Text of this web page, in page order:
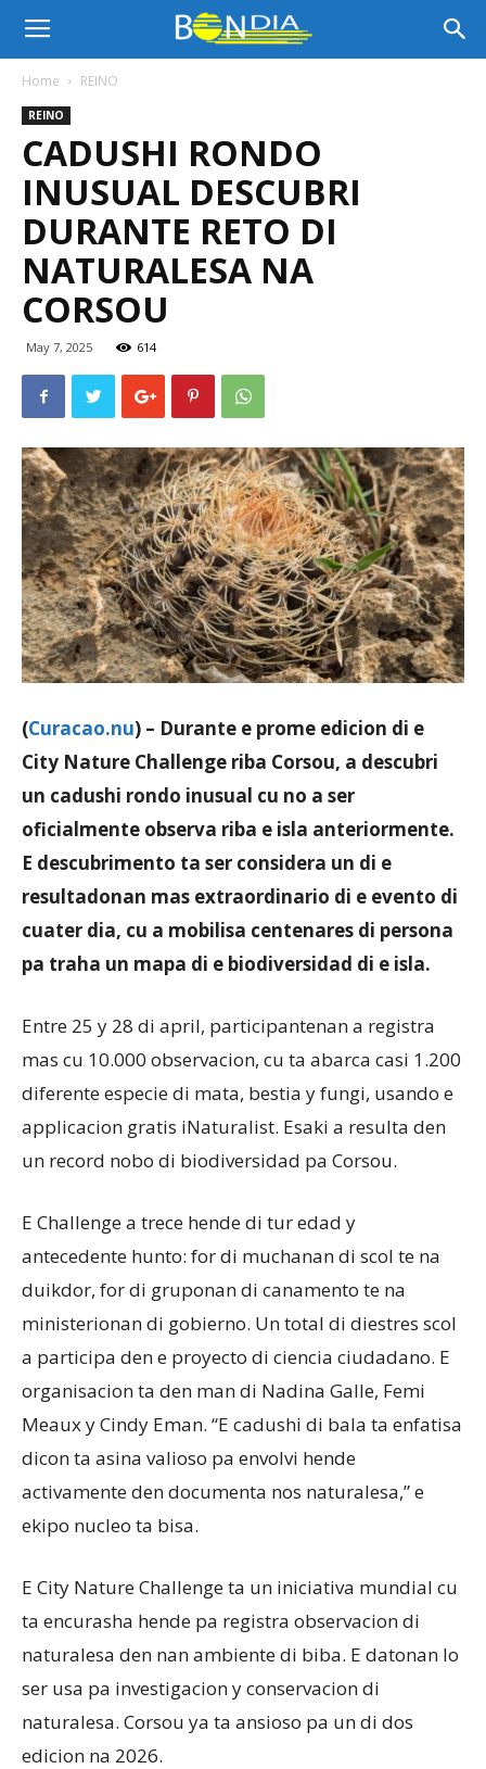
Bon
Dia
Aruba
Noticia
Aruba
Home REINO
REINO
CADUSHI RONDO
INUSUAL DESCUBRI
DURANTE RETO DI
NATURALESA NA
CORSOU
May 7, 2025 614
(Curacao.nu) – Durante e prome edicion di e
City Nature Challenge riba Corsou, a descubri
un cadushi rondo inusual cu no a ser
oficialmente observa riba e isla anteriormente.
E descubrimento ta ser considera un di e
resultadonan mas extraordinario di e evento di
cuater dia, cu a mobilisa centenares di persona
pa traha un mapa di e biodiversidad di e isla.
Entre 25 y 28 di april, participantenan a registra
mas cu 10.000 observacion, cu ta abarca casi 1.200
diferente especie di mata, bestia y fungi, usando e
applicacion gratis iNaturalist. Esaki a resulta den
un record nobo di biodiversidad pa Corsou.
E Challenge a trece hende di tur edad y
antecedente hunto: for di muchanan di scol te na
duikdor, for di gruponan di canamento te na
ministerionan di gobierno. Un total di diestres scol
a participa den e proyecto di ciencia ciudadano. E
organisacion ta den man di Nadina Galle, Femi
Meaux y Cindy Eman. “E cadushi di bala ta enfatisa
dicon ta asina valioso pa envolvi hende
activamente den documenta nos naturalesa,” e
ekipo nucleo ta bisa.
E City Nature Challenge ta un iniciativa mundial cu
ta encurasha hende pa registra observacion di
naturalesa den nan ambiente di biba. E datonan lo
ser usa pa investigacion y conservacion di
naturalesa. Corsou ya ta ansioso pa un di dos
edicion na 2026.